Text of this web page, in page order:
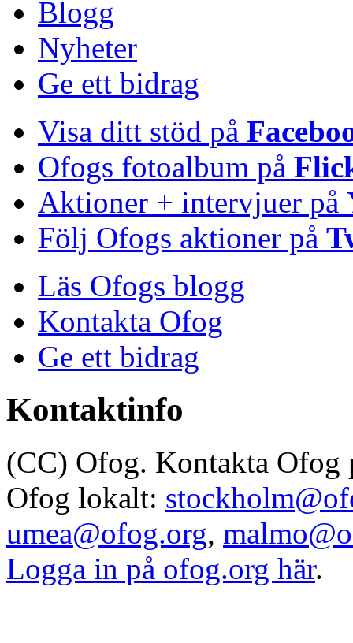
Blogg
Nyheter
Ge ett bidrag
Visa ditt stöd på
Ofogs fotoalbum på
Aktioner + intervjuer på
Följ Ofogs aktioner på
Läs Ofogs blogg
Kontakta Ofog
Ge ett bidrag
Kontaktinfo
(CC) Ofog. Kontakta Ofog
Ofog lokalt:
umea@ofog.org,
Logga in på ofog.org här.